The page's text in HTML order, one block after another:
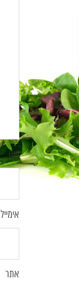
שם*
אימייל
אתר